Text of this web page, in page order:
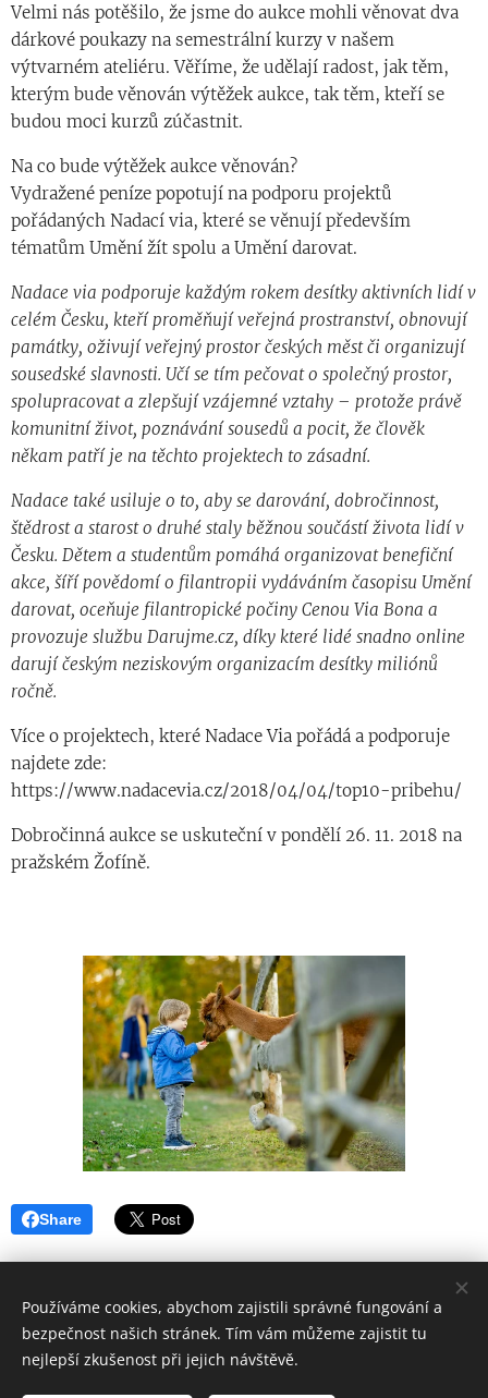
Velmi nás potěšilo, že jsme do aukce mohli věnovat dva
dárkové poukazy na semestrální kurzy v našem
výtvarném ateliéru. Věříme, že udělají radost, jak těm,
kterým bude věnován výtěžek aukce, tak těm, kteří se
budou moci kurzů zúčastnit.
Na co bude výtěžek aukce věnován?
Vydražené peníze popotují na podporu projektů
pořádaných Nadací via, které se věnují především
tématům Umění žít spolu a Umění darovat.
Nadace via podporuje každým rokem desítky aktivních lidí v
celém Česku, kteří proměňují veřejná prostranství, obnovují
památky, oživují veřejný prostor českých měst či organizují
sousedské slavnosti. Učí se tím pečovat o společný prostor,
spolupracovat a zlepšují vzájemné vztahy – protože právě
komunitní život, poznávání sousedů a pocit, že člověk
někam patří je na těchto projektech to zásadní.
Nadace také usiluje o to, aby se darování, dobročinnost,
štědrost a starost o druhé staly běžnou součástí života lidí v
Česku. Dětem a studentům pomáhá organizovat benefiční
akce, šíří povědomí o filantropii vydáváním časopisu Umění
darovat, oceňuje filantropické počiny Cenou Via Bona a
provozuje službu Darujme.cz, díky které lidé snadno online
darují českým neziskovým organizacím desítky miliónů
ročně.
Více o projektech, které Nadace Via pořádá a podporuje
najdete zde:
https://www.nadacevia.cz/2018/04/04/top10-pribehu/
Dobročinná aukce se uskuteční v pondělí 26. 11. 2018 na
pražském Žofíně.
Share
© 2026 Všechna práva vyhrazena
Obchodní podmínky| Pravidla ochrany soukromí
Používáme cookies, abychom zajistili správné fungování a
bezpečnost našich stránek. Tím vám můžeme zajistit tu
nejlepší zkušenost při jejich návštěvě.